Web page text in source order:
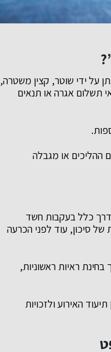
על ידי שוטר, קצין משטרה,
תשלום אגרה או תנאים
ההליכים או מגבלה
כלל בעקבות חשד
של סיכון, עוד לפני הכרעה
ראיות ראשוניות,
האירוע ולזכויות